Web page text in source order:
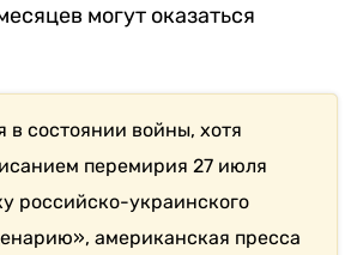
могут оказаться
состоянии войны, хотя
перемирия 27 июля
российско-украинского
американская пресса